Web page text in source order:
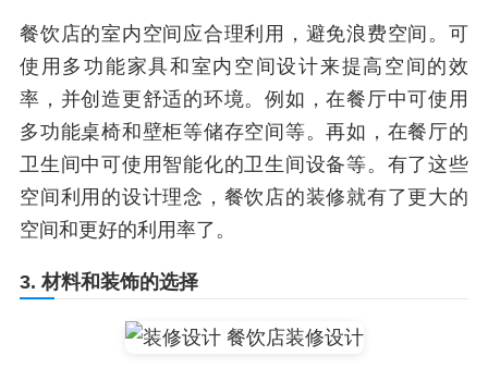
餐饮店的室内空间应合理利用，避免浪费空间。可
使用多功能家具和室内空间设计来提高空间的效
率，并创造更舒适的环境。例如，在餐厅中可使用
多功能桌椅和壁柜等储存空间等。再如，在餐厅的
卫生间中可使用智能化的卫生间设备等。有了这些
空间利用的设计理念，餐饮店的装修就有了更大的
空间和更好的利用率了。
3. 材料和装饰的选择